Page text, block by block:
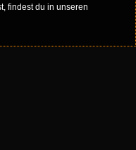
findest du in unseren